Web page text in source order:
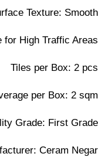
Texture: Smooth
for High Traffic Areas
Tiles per Box: 2 pcs
per Box: 2 sqm
Grade: First Grade
Ceram Negar